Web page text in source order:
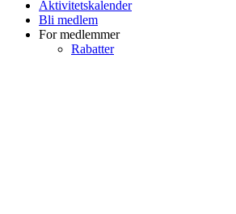
Aktivitetskalender
Bli medlem
For medlemmer
Rabatter